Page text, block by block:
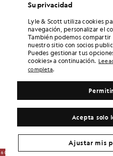
cambios gratuitos.
¡Gana el doble! Consigue
esta compra.
6 points = 1,00 GBP
DETALLES DEL PRODUCTO
AJUSTE DEL PRODUCTO
COMPOSICIÓN Y CUIDADOS
Completa tu look con prendas
60% DE DESCUENTO
Su privacidad
Lyle & Scott utiliza cookies
navegación, personalizar el
También podemos
nuestro sitio con socios
Puedes gestionar tus
cookies» a continuación. Lee
completa.
Acepta solo
Ajustar mis